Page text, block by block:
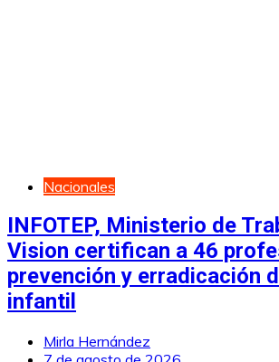
Nacionales
INFOTEP, Ministerio de
Vision certifican a 46
prevención y erradicación
infantil
Mirla Hernández